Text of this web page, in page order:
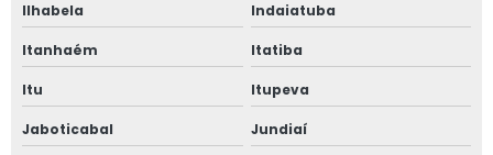
Ilhabela Indaiatuba
Itanhaém Itatiba
Itu Itupeva
Jaboticabal Jundiaí